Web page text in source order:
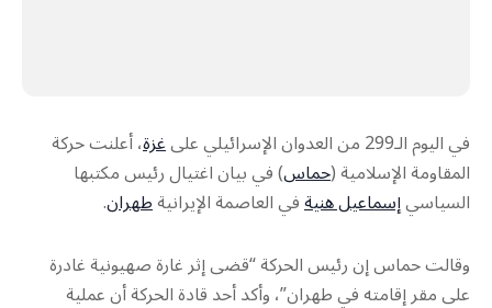
في اليوم الـ299 من العدوان الإسرائيلي على غزة، أعلنت حركة
المقاومة الإسلامية (حماس) في بيان اغتيال رئيس مكتبها
السياسيإسماعيل هنيةفي العاصمة الإيرانيةطهران.
وقالت حماس إن رئيس الحركة “قضى إثر غارة صهيونية غادرة
على مقر إقامته في طهران”، وأكد أحد قادة الحركة أن عملية